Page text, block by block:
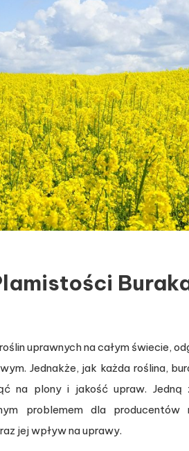
uprawnych na całym świecie,
Jednakże, jak każda roślina,
na plony i jakość upraw.
problemem dla producentów
jej wpływ na uprawy.